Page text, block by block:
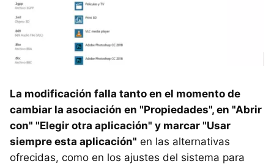
La modificación falla tanto en el momento de
cambiar la asociación en "Propiedades", en "Abrir
con" "Elegir otra aplicación" y marcar "Usar
siempre esta aplicación" en las alternativas
ofrecidas, como en los ajustes del sistema para